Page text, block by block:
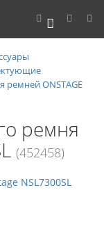
0
ремней ONSTAGE
ремня
(452458)